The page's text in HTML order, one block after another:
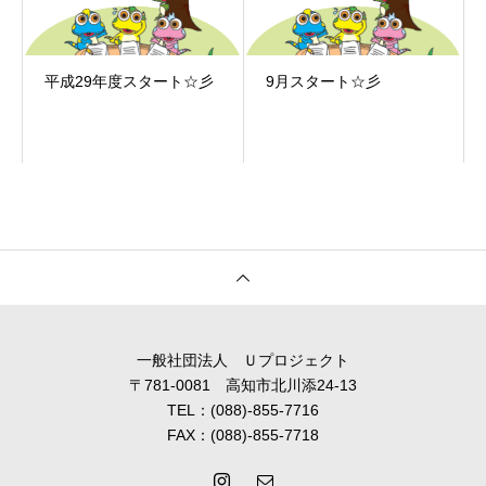
平成29年度スタート☆彡 9月スタート☆彡
一般社団法人 Ｕプロジェクト
〒781-0081 高知市北川添24-13
TEL：(088)-855-7716
FAX：(088)-855-7718